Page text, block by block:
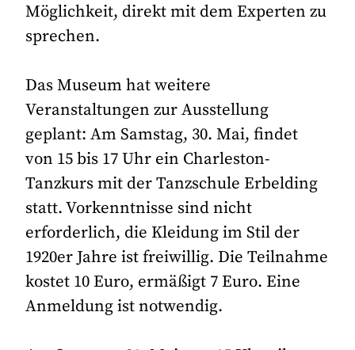
Möglichkeit, direkt mit dem Experten zu
sprechen.
Das Museum hat weitere
Veranstaltungen zur Ausstellung
geplant: Am Samstag, 30. Mai, findet
von 15 bis 17 Uhr ein Charleston-
Tanzkurs mit der Tanzschule Erbelding
statt. Vorkenntnisse sind nicht
erforderlich, die Kleidung im Stil der
1920er Jahre ist freiwillig. Die Teilnahme
kostet 10 Euro, ermäßigt 7 Euro. Eine
Anmeldung ist notwendig.